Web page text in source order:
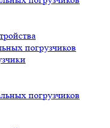
погрузчиков
погрузчиков